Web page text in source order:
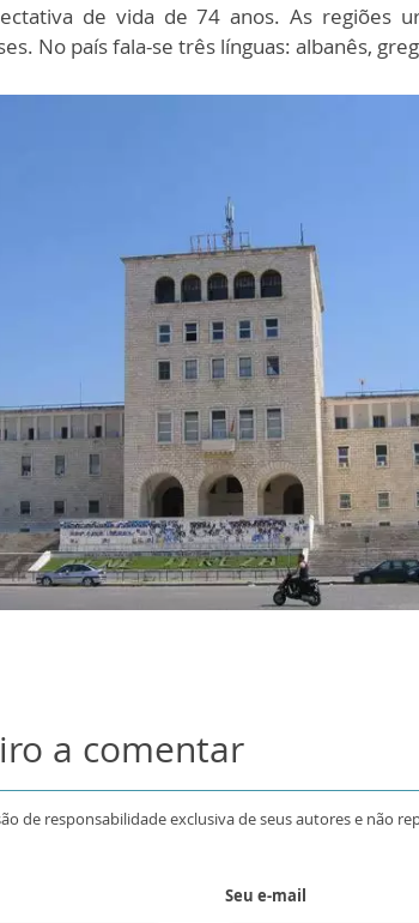
de vida de 74 anos. As regiões
No país fala-se três línguas: albanês,
a comentar
de responsabilidade exclusiva de seus autores e não
Seu e-mail